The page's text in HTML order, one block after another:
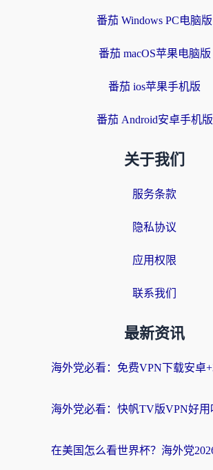
番茄 Windows PC电脑版
番茄 macOS苹果电脑版
番茄 ios苹果手机版
番茄 Android安卓手机版
关于我们
服务条款
隐私协议
应用权限
联系我们
最新资讯